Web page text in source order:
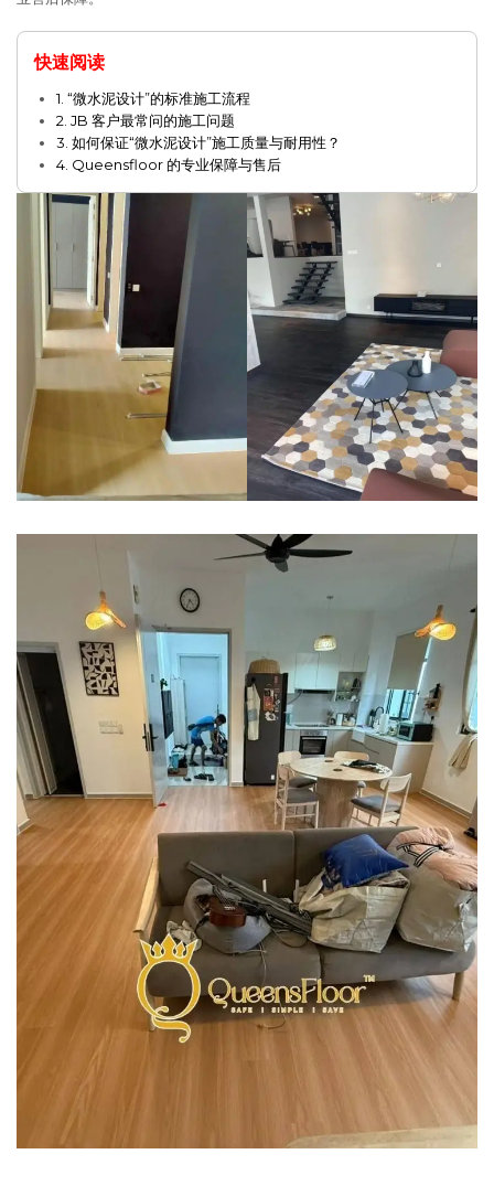
快速阅读
1. “微水泥设计”的标准施工流程
2. JB 客户最常问的施工问题
3. 如何保证“微水泥设计”施工质量与耐用性？
4. Queensfloor 的专业保障与售后